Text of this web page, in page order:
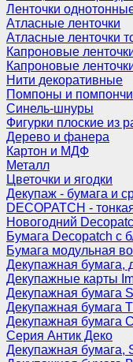
Ленточки
Атласные ленточки
Атласные ленточки
Капроновые
Капроновые
Нити декоративные
Помпоны и
Синель-шнуры
Фигурки плоские из
Дерево и фанера
Картон и МДФ
Металл
Цветочки и ягодки
Декупаж - бумага и
DECOPATCH -
Новогодний
Бумага Decopatch с
Бумага модульная
Декупажная бумага,
Декупажные карты
Декупажная бумага
Декупажная бумага
Декупажная бумага
Серия Антик Деко
Декупажная бумага,